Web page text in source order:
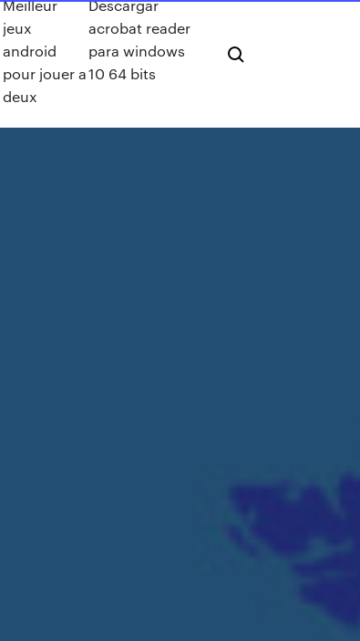
Meilleur
jeux
android
pour jouer a
deux
Descargar
acrobat reader
para windows
10 64 bits